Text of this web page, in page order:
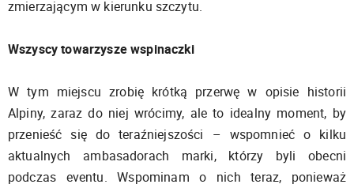
zmierzającym w kierunku szczytu.
Wszyscy towarzysze wspinaczki
W tym miejscu zrobię krótką przerwę w opisie historii
Alpiny, zaraz do niej wrócimy, ale to idealny moment, by
przenieść się do teraźniejszości – wspomnieć o kilku
aktualnych ambasadorach marki, którzy byli obecni
podczas eventu. Wspominam o nich teraz, ponieważ